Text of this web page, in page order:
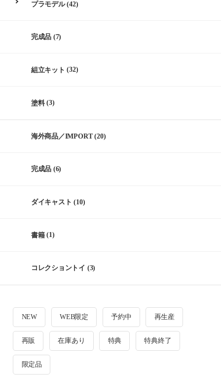
プラモデル(42)
完成品 (7)
組立キット (32)
塗料(3)
海外商品／IMPORT(20)
完成品 (6)
ダイキャスト (10)
書籍(1)
コレクショントイ (3)
NEW WEB限定 予約中 再生産
再販 在庫あり 特典 特典終了
限定品